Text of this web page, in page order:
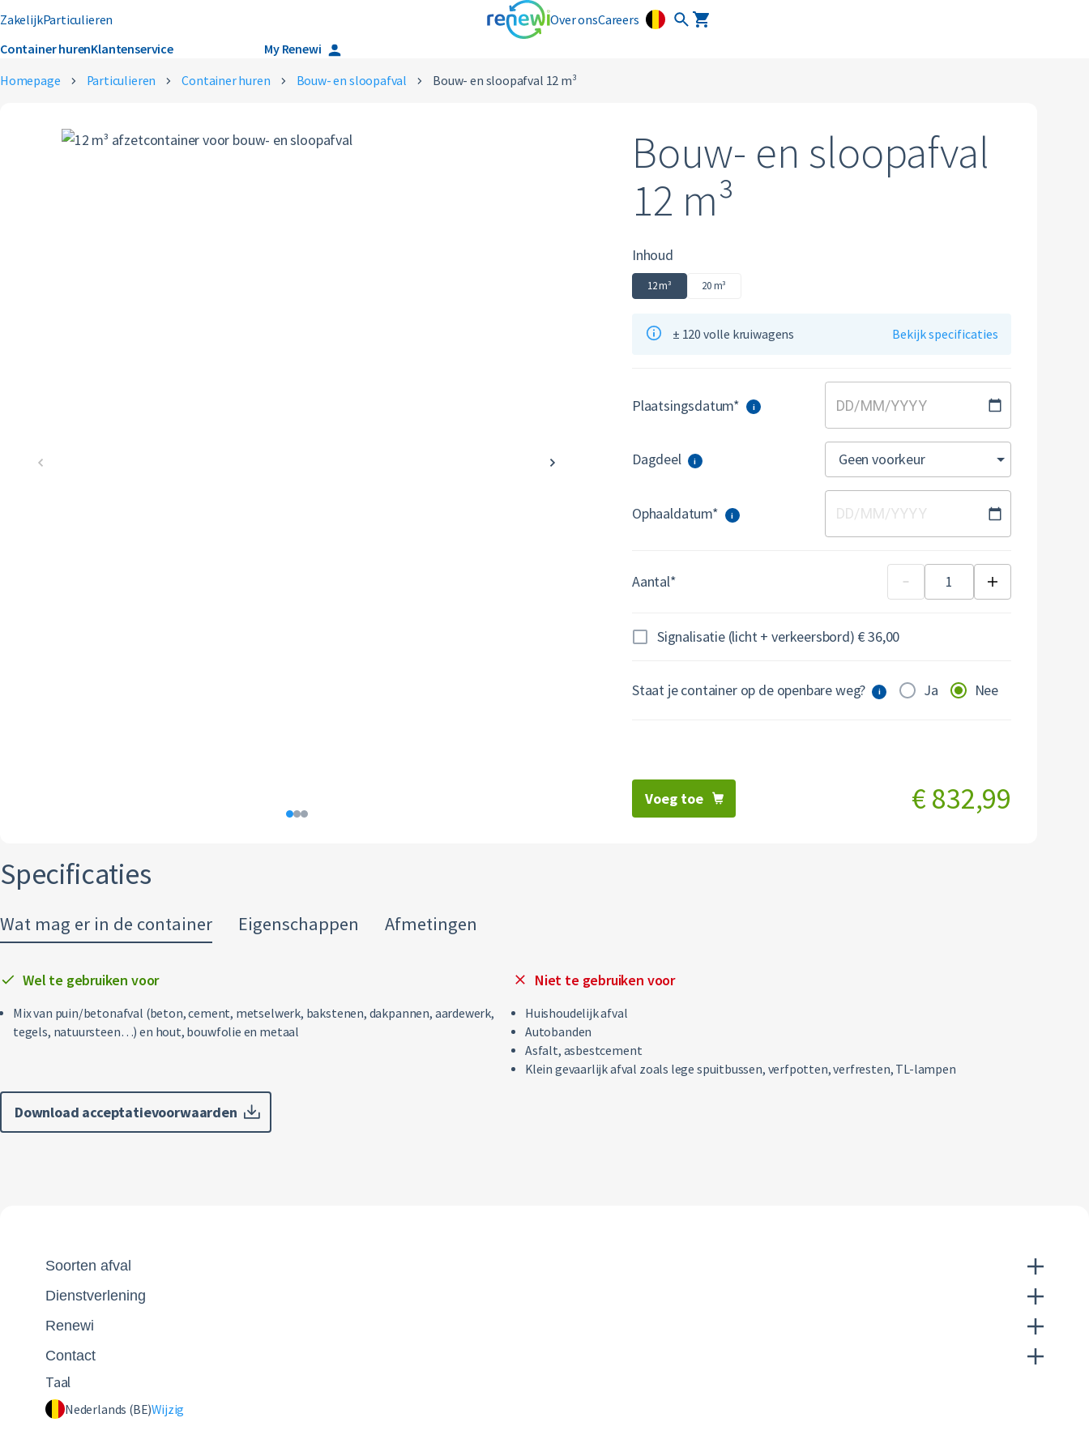
ZakelijkParticulieren Over onsCareers
Container hurenKlantenservice My Renewi
Over ons
Homepage Particulieren Container huren Bouw- en sloopafval Bouw- en sloopafval 12 m³
Bouw- en sloopafval
12 m³
Inhoud
12 m³ 20 m³
± 120 volle kruiwagens Bekijk specificaties
Plaatsingsdatum* i DD/MM/YYYY
Dagdeel i Geen voorkeur
Ophaaldatum* i DD/MM/YYYY
Aantal*
Signalisatie (licht + verkeersbord) € 36,00
Staat je container op de openbare weg? i Ja Nee
Voeg toe € 832,99
Specificaties
Wat mag er in de container Eigenschappen Afmetingen
Wel te gebruiken voor
Mix van puin/betonafval (beton, cement, metselwerk, bakstenen, dakpannen, aardewerk,
tegels, natuursteen…) en hout, bouwfolie en metaal
Niet te gebruiken voor
Huishoudelijk afval
Autobanden
Asfalt, asbestcement
Klein gevaarlijk afval zoals lege spuitbussen, verfpotten, verfresten, TL-lampen
Download acceptatievoorwaarden
Soorten afval
Dienstverlening
Renewi
Contact
Taal
Nederlands (BE)Wijzig